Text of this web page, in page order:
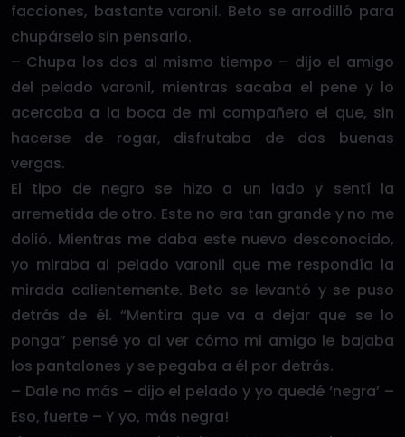
facciones, bastante varonil. Beto se arrodilló para
chupárselo sin pensarlo.
– Chupa los dos al mismo tiempo – dijo el amigo
del pelado varonil, mientras sacaba el pene y lo
acercaba a la boca de mi compañero el que, sin
hacerse de rogar, disfrutaba de dos buenas
vergas.
El tipo de negro se hizo a un lado y sentí la
arremetida de otro. Este no era tan grande y no me
dolió. Mientras me daba este nuevo desconocido,
yo miraba al pelado varonil que me respondía la
mirada calientemente. Beto se levantó y se puso
detrás de él. “Mentira que va a dejar que se lo
ponga” pensé yo al ver cómo mi amigo le bajaba
los pantalones y se pegaba a él por detrás.
– Dale no más – dijo el pelado y yo quedé ‘negra’ –
Eso, fuerte – Y yo, más negra!